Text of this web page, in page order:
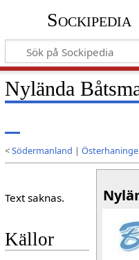
Sockipedia
Nylända
<Södermanland | Österhaninge
Text saknas.
Källor